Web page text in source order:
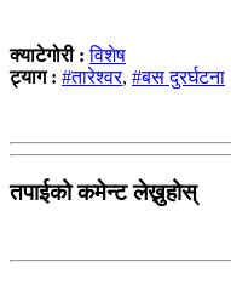
क्याटेगोरी :विशेष
ट्याग : #तारेश्वर, #बस दुरर्घटना
तपाईको कमेन्ट लेख्नुहोस्